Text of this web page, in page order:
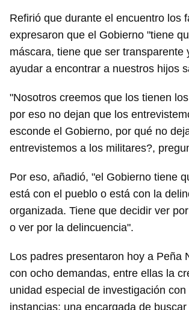
Refirió que durante el encuentro los
expresaron que el Gobierno "tiene
máscara, tiene que ser transparente
ayudar a encontrar a nuestros hijos
"Nosotros creemos que los tienen
por eso no dejan que los
esconde el Gobierno, por qué no
entrevistemos a los militares?,
Por eso, añadió, "el Gobierno tiene
está con el pueblo o está con la
organizada. Tiene que decidir ver
o ver por la delincuencia".
Los padres presentaron hoy a Peña
con ocho demandas, entre ellas la
unidad especial de investigación con
instancias: una encargada de